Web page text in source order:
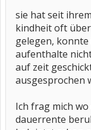
sie hat seit
kindheit oft
gelegen,
aufenthalte
auf zeit
ausgesprochen
Ich frag mich
dauerrente